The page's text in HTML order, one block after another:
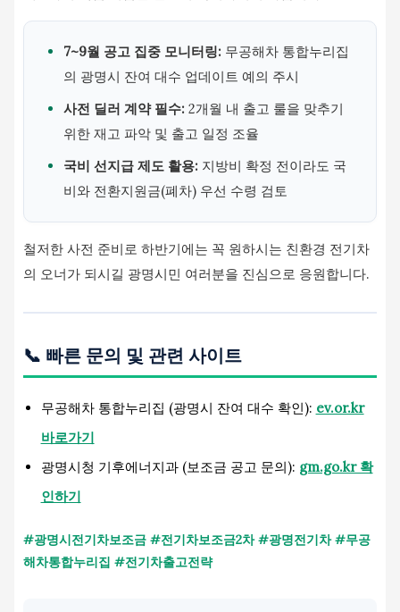
7~9월 공고 집중 모니터링: 무공해차 통합누리집
의 광명시 잔여 대수 업데이트 예의 주시
사전 딜러 계약 필수: 2개월 내 출고 룰을 맞추기
위한 재고 파악 및 출고 일정 조율
국비 선지급 제도 활용: 지방비 확정 전이라도 국
비와 전환지원금(폐차) 우선 수령 검토
철저한 사전 준비로 하반기에는 꼭 원하시는 친환경 전기차
의 오너가 되시길 광명시민 여러분을 진심으로 응원합니다.
📞 빠른 문의 및 관련 사이트
무공해차 통합누리집 (광명시 잔여 대수 확인): ev.or.kr
바로가기
광명시청 기후에너지과 (보조금 공고 문의): gm.go.kr 확
인하기
#광명시전기차보조금 #전기차보조금2차 #광명전기차 #무공
해차통합누리집 #전기차출고전략